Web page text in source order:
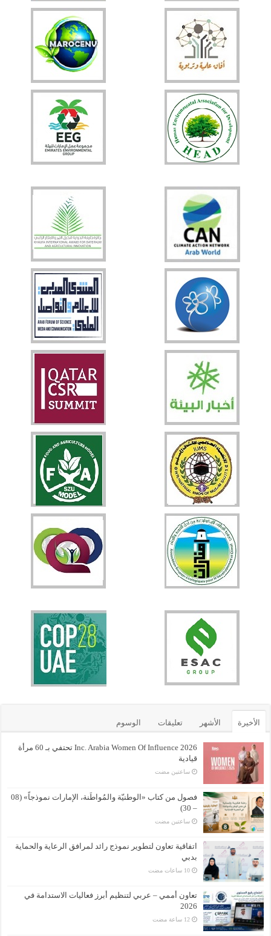
الأخيرة الأشهر تعليقات الوسوم
Inc. Arabia Women Of Influence 2026 تحتفي بـ 60 مرأة
قيادية
‏ساعتين مضت
فصول من كتاب «الوطنيّة والمُواطَنة، الإمارات نموذجاً» (08
– 30)
‏ساعتين مضت
اتفاقية تعاون لتطوير نموذج رائد لمرافق الرعاية والحماية
بدبي
‏10 ساعات مضت
تعاون أممي – عربي لتنظيم أبرز فعاليات الاستدامة في
2026